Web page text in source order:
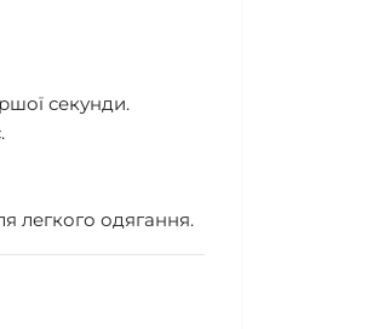
секунди.
легкого одягання.